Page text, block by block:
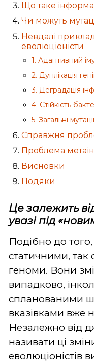
Що таке
Чи можуть
Невдалі
еволюціоністи
1. Адаптивний
2. Дуплікація
3. Деградація
4. Стійкість
5. Загальні
Справжня
Проблема
Висновки
Подяки
Це залежить
увазі під
Подібно до
статичними, так
геноми. Вони
випадково,
спланованими
вказівками вже
Незалежно від
називати ці
еволюціоністів